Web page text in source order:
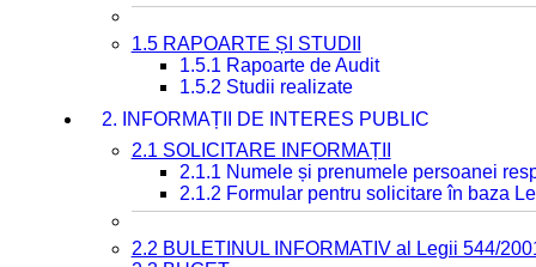
1.5 RAPOARTE ȘI STUDII
1.5.1 Rapoarte de Audit
1.5.2 Studii realizate
2. INFORMAȚII DE INTERES PUBLIC
2.1 SOLICITARE INFORMAȚII
2.1.1 Numele și prenumele persoanei
2.1.2 Formular pentru solicitare în baza
2.2 BULETINUL INFORMATIV al Legii 544/